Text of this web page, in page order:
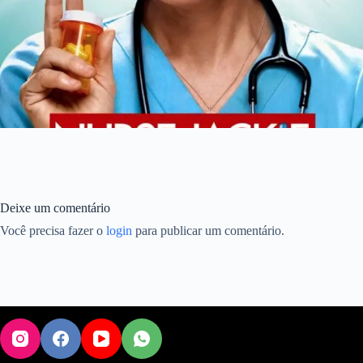
Deixe um comentário
Você precisa fazer o login para publicar um comentário.